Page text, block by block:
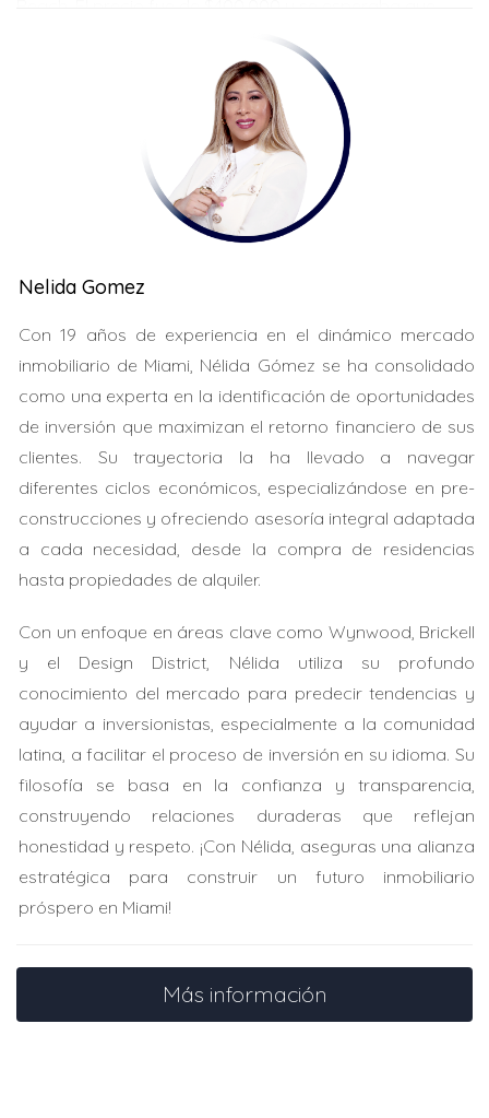
generara $3,000 al mes en alquiler. Usando el DSCR,
pudo calificar para un préstamo con un ratio que
mostraba que los ingresos por alquiler cubrían
cómodamente los pagos del préstamo. Esto le permitió
adquirir la propiedad sin mostrar ingresos personales
LLÁMAME AHORA
Un grupo de inversores europeos decidió comprar
varias propiedades multifamiliares en el área de Fort
Lauderdale. Usaron DSCR para financiar cada compra
basándose únicamente en los ingresos proyectados de
alquiler. Esto les permitió diversificar su portafolio sin
depender del capital personal. El resultado fue un
aumento significativo en sus flujos de caja mensuales.
Caso 3: Emprendedor brasileño buscando
Un emprendedor brasileño se interesó en invertir en
propiedades comerciales en el sur de Florida. Con el
financiamiento DSCR, pudo obtener un préstamo
utilizando solo las proyecciones de alquiler como base.
Aunque su historial crediticio no era fuerte, logró cerrar
un trato por una pequeña tienda con alto potencial de
rentabilidad.
Si estás considerando invertir en bienes raíces en
Florida, este modelo podría ser justo lo que
No dudes en contactarme si tienes preguntas
Nelida Gomez
Con 19 años de experiencia en el dinámico mercado
inmobiliario de Miami, Nélida Gómez se ha consolidado
como una experta en la identificación de oportunidades
de inversión que maximizan el retorno financiero de sus
clientes. Su trayectoria la ha llevado a navegar
diferentes ciclos económicos, especializándose en pre-
construcciones y ofreciendo asesoría integral adaptada
a cada necesidad, desde la compra de residencias
hasta propiedades de alquiler.
Con un enfoque en áreas clave como Wynwood, Brickell
y el Design District, Nélida utiliza su profundo
conocimiento del mercado para predecir tendencias y
ayudar a inversionistas, especialmente a la comunidad
latina, a facilitar el proceso de inversión en su idioma. Su
filosofía se basa en la confianza y transparencia,
construyendo relaciones duraderas que reflejan
honestidad y respeto. ¡Con Nélida, aseguras una alianza
estratégica para construir un futuro inmobiliario
próspero en Miami!
Más información